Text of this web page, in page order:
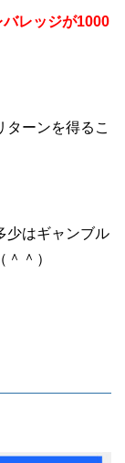
バレッジが1000
ターンを得るこ
少はギャンブル
＾）